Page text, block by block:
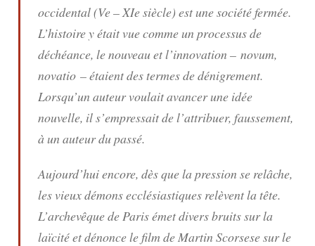
occidental (Ve – XIe siècle) est une société fermée.
L’histoire y était vue comme un processus de
déchéance, le nouveau et l’innovation – novum,
novatio – étaient des termes de dénigrement.
Lorsqu’un auteur voulait avancer une idée
nouvelle, il s’empressait de l’attribuer, faussement,
à un auteur du passé.
Aujourd’hui encore, dès que la pression se relâche,
les vieux démons ecclésiastiques relèvent la tête.
L’archevêque de Paris émet divers bruits sur la
laïcité et dénonce le film de Martin Scorsese sur le